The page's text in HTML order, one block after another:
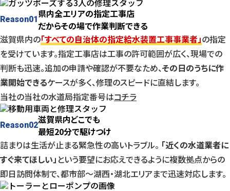
Reason01県内全エリアの指定工事店
だからその場で作業判断できる
滋賀県内の「すべての自治体の指定給水装置工事事業者」の指定
を受けています。指定工事店は工事の許可範囲が広く、現場での
判断も迅速。追加の申請や確認が不要なため、その日のうちに作
業開始できるケースが多く、修理のスピードに直結します。
当社の当社の水道局指定番号はコチラ
Reason02滋賀県内どこでも
最短20分で駆けつけ
詰まりは生活が止まる緊急性の高いトラブル。 「近くの水道業者に
すぐ来てほしい」 という要望にお応えできるように複数拠点からの
即日訪問体制で、都市部〜湖西・湖北エリアまで迅速対応します。